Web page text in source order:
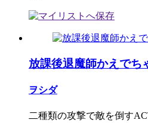
放課後退魔師かえでち
ヲシダ
二種類の攻撃で敵を倒す